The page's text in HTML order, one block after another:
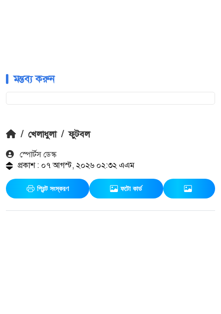
মন্তব্য করুন
/ খেলাধুলা / ফুটবল
স্পোর্টস ডেস্ক
প্রকাশ : ০৭ আগস্ট, ২০২৬ ০২:৩২ এএম
প্রিন্ট সংস্করণ ফটো কার্ড